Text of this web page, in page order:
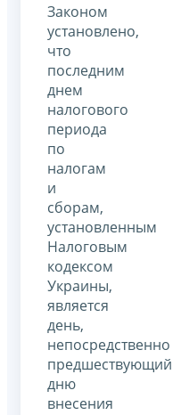
Законом
установлено,
что
последним
днем
налогового
периода
по
налогам
и
сборам,
установленным
Налоговым
кодексом
Украины,
является
день,
непосредственно
предшествующий
дню
внесения